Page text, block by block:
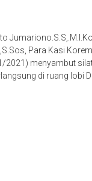
Para Kasi
menyambut
di ruang lobi